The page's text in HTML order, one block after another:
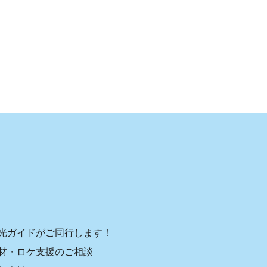
ガイドがご同行します！
・ロケ支援のご相談